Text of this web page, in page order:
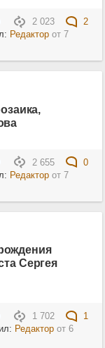
2 023
2
Редакторот 7
2 655
0
Редакторот 7
Сергея
1 702
1
Редакторот 6